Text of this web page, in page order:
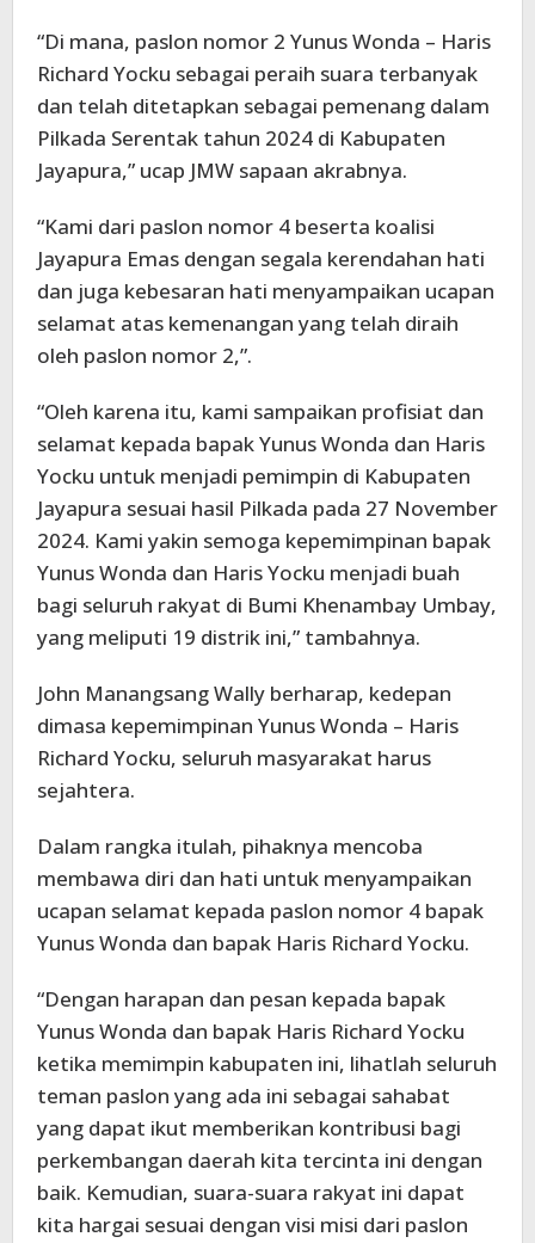
“Di mana, paslon nomor 2 Yunus Wonda – Haris
Richard Yocku sebagai peraih suara terbanyak
dan telah ditetapkan sebagai pemenang dalam
Pilkada Serentak tahun 2024 di Kabupaten
Jayapura,” ucap JMW sapaan akrabnya.
“Kami dari paslon nomor 4 beserta koalisi
Jayapura Emas dengan segala kerendahan hati
dan juga kebesaran hati menyampaikan ucapan
selamat atas kemenangan yang telah diraih
oleh paslon nomor 2,”.
“Oleh karena itu, kami sampaikan profisiat dan
selamat kepada bapak Yunus Wonda dan Haris
Yocku untuk menjadi pemimpin di Kabupaten
Jayapura sesuai hasil Pilkada pada 27 November
2024. Kami yakin semoga kepemimpinan bapak
Yunus Wonda dan Haris Yocku menjadi buah
bagi seluruh rakyat di Bumi Khenambay Umbay,
yang meliputi 19 distrik ini,” tambahnya.
John Manangsang Wally berharap, kedepan
dimasa kepemimpinan Yunus Wonda – Haris
Richard Yocku, seluruh masyarakat harus
sejahtera.
Dalam rangka itulah, pihaknya mencoba
membawa diri dan hati untuk menyampaikan
ucapan selamat kepada paslon nomor 4 bapak
Yunus Wonda dan bapak Haris Richard Yocku.
“Dengan harapan dan pesan kepada bapak
Yunus Wonda dan bapak Haris Richard Yocku
ketika memimpin kabupaten ini, lihatlah seluruh
teman paslon yang ada ini sebagai sahabat
yang dapat ikut memberikan kontribusi bagi
perkembangan daerah kita tercinta ini dengan
baik. Kemudian, suara-suara rakyat ini dapat
kita hargai sesuai dengan visi misi dari paslon